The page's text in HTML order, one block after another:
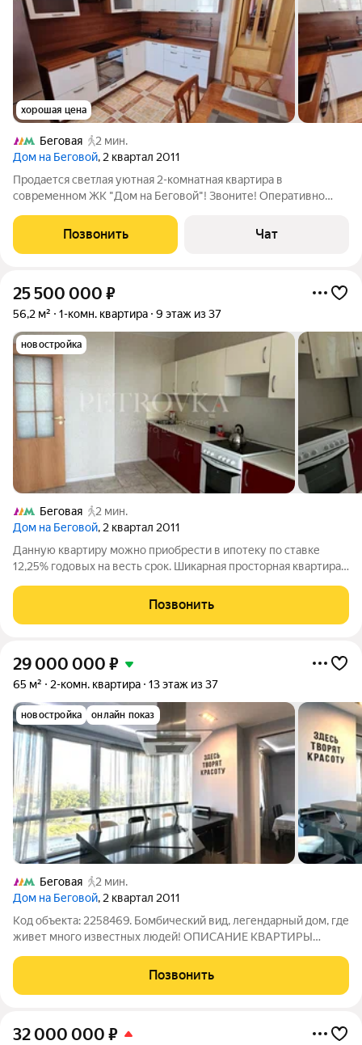
хорошая цена
Беговая
2 мин.
Дом на Беговой, 2 квартал 2011
Продается светлая уютная 2-комнатная квартира в
современном ЖК "Дом на Беговой"! Звоните! Оперативно
Квартира имеет линейную планировку, просторную кухню,
современный занузел с выделенной душевой
Позвонить Чат
25 500 000 ₽
56,2 м² 1-комн. квартира 9 этаж из 37
новостройка
Беговая
2 мин.
Дом на Беговой, 2 квартал 2011
Данную квартиру можно приобрести в ипотеку по ставке
12,25% годовых на весть срок. Шикарная просторная квартира
Представляем идеальное пространство для жизни и
инвестиций: светлая квартира с
Позвонить
29 000 000 ₽
65 м² 2-комн. квартира 13 этаж из 37
новостройка онлайн показ
Беговая
2 мин.
Дом на Беговой, 2 квартал 2011
Код объекта: 2258469. Бомбический вид, легендарный дом, где
живет много известных людей! ОПИСАНИЕ КВАРТИРЫ
"Дом на Беговой". Две изолированные комнаты, в каждой по
два окна на разные стороны.
Позвонить
32 000 000 ₽